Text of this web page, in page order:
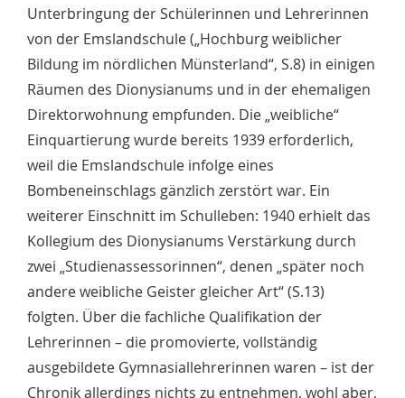
Unterbringung der Schülerinnen und Lehrerinnen
von der Emslandschule („Hochburg weiblicher
Bildung im nördlichen Münsterland“, S.8) in einigen
Räumen des Dionysianums und in der ehemaligen
Direktorwohnung empfunden. Die „weibliche“
Einquartierung wurde bereits 1939 erforderlich,
weil die Emslandschule infolge eines
Bombeneinschlags gänzlich zerstört war. Ein
weiterer Einschnitt im Schulleben: 1940 erhielt das
Kollegium des Dionysianums Verstärkung durch
zwei „Studienassessorinnen“, denen „später noch
andere weibliche Geister gleicher Art“ (S.13)
folgten. Über die fachliche Qualifikation der
Lehrerinnen – die promovierte, vollständig
ausgebildete Gymnasiallehrerinnen waren – ist der
Chronik allerdings nichts zu entnehmen, wohl aber,